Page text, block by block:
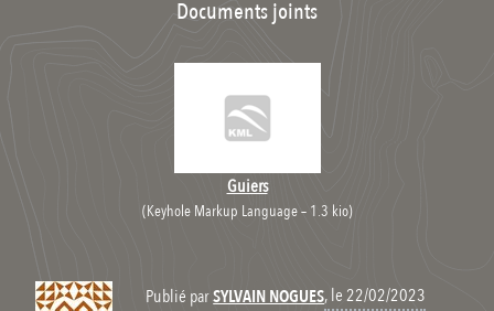
Documents joints
Guiers
(Keyhole Markup Language – 1.3 kio)
Publié par SYLVAIN NOGUES, le 22/02/2023